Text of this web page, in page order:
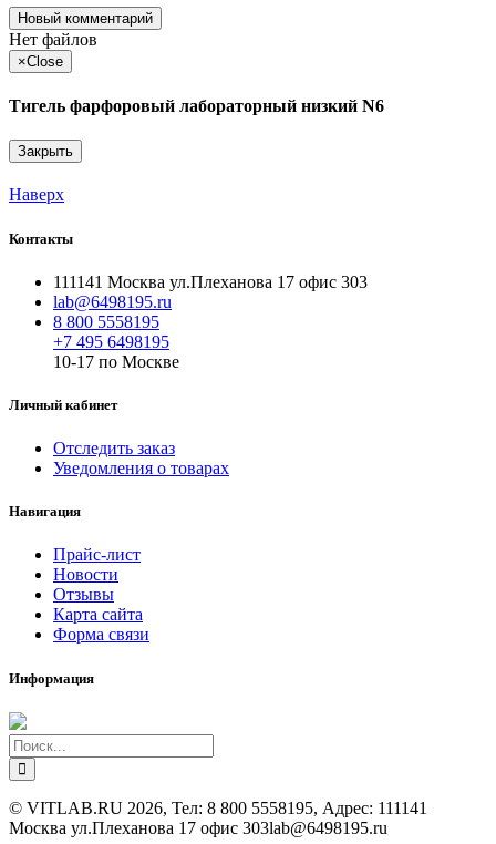
Новый комментарий
Нет файлов
×Close
Тигель фарфоровый лабораторный низкий N6
Закрыть
Наверх
Контакты
111141 Москва ул.Плеханова 17 офис 303
lab@6498195.ru
8 800 5558195
+7 495 6498195
10-17 по Москве
Личный кабинет
Отследить заказ
Уведомления о товарах
Навигация
Прайс-лист
Новости
Отзывы
Карта сайта
Форма связи
Информация
© VITLAB.RU 2026, Тел: 8 800 5558195, Адрес: 111141
Москва ул.Плеханова 17 офис 303lab@6498195.ru